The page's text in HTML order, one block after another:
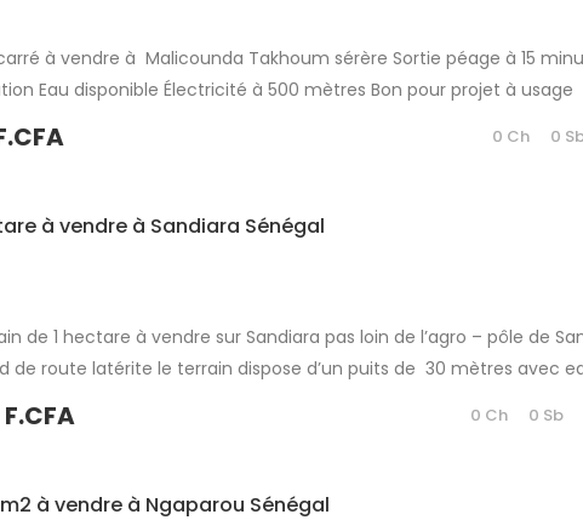
à vendre à Malicounda Takhoum sérère Sortie péage à 15
Eau disponible Électricité à 500 mètres Bon pour projet à usage
0 Ch 0
à vendre à Sandiara Sénégal
de 1 hectare à vendre sur Sandiara pas loin de l’agro – pôle de
de route latérite le terrain dispose d’un puits de 30 mètres avec
capacité de 800 poulets une trentaine de citronniers clôture
0 Ch 0 Sb
à vendre à Ngaparou Sénégal